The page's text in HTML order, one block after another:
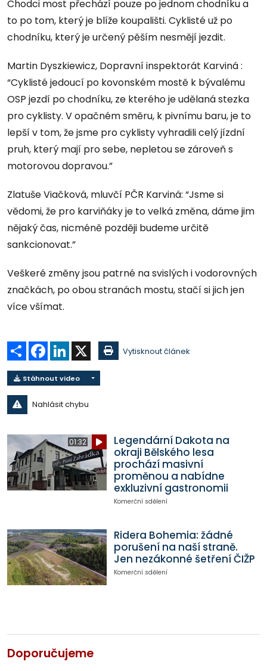
Chodci most přechází pouze po jednom chodníku a
to po tom, který je blíže koupališti. Cyklisté už po
chodníku, který je určený pěším nesmějí jezdit.
Martin Dyszkiewicz, Dopravní inspektorát Karviná :
“Cyklisté jedoucí po kovonském mostě k bývalému
OSP jezdí po chodníku, ze kterého je udělaná stezka
pro cyklisty. V opačném směru, k pivnímu baru, je to
lepší v tom, že jsme pro cyklisty vyhradili celý jízdní
pruh, který mají pro sebe, nepletou se zároveň s
motorovou dopravou.”
Zlatuše Viačková, mluvčí PČR Karviná: “Jsme si
vědomi, že pro karviňáky je to velká změna, dáme jim
nějaký čas, nicméně později budeme určitě
sankcionovat.”
Veškeré změny jsou patrné na svislých i vodorovných
značkách, po obou stranách mostu, stačí si jich jen
více všímat.
Sdílet Facebook
LinkedIn Vytisknout článek
Stáhnout video
Nahlásit chybu
01:32
Legendární Dakota na
okraji Bělského lesa
prochází masivní
proměnou a nabídne
exkluzivní gastronomii
Komerční sdělení
Ridera Bohemia: žádné
porušení na naší straně.
Jen nezákonné šetření ČIŽP
Komerční sdělení
Doporučujeme